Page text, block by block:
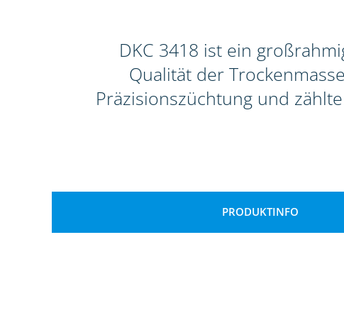
DKC 3418 ist ein
Qualität der
Präzisionszüchtung und
PRODUKTINFO